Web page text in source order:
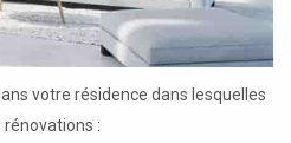
votre résidence dans lesquelles
: